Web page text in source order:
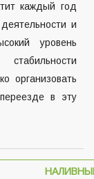
каждый год
и
уровень
организовать
в эту